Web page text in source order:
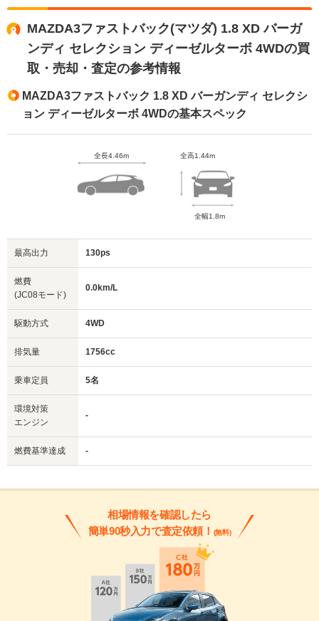
MAZDA3ファストバック(マツダ) 1.8 XD バーガ
ンディ セレクション ディーゼルターボ 4WDの買
取・売却・査定の参考情報
MAZDA3ファストバック 1.8 XD バーガンディ セレクシ
ョン ディーゼルターボ 4WDの基本スペック
全長4.46m 全高1.44m
全幅1.8m
最高出力 130ps
燃費
(JC08モード)
0.0km/L
駆動方式 4WD
排気量 1756cc
乗車定員 5名
環境対策
エンジン
-
燃費基準達成 -
相場情報を確認したら
簡単90秒入力で査定依頼！ (無料)